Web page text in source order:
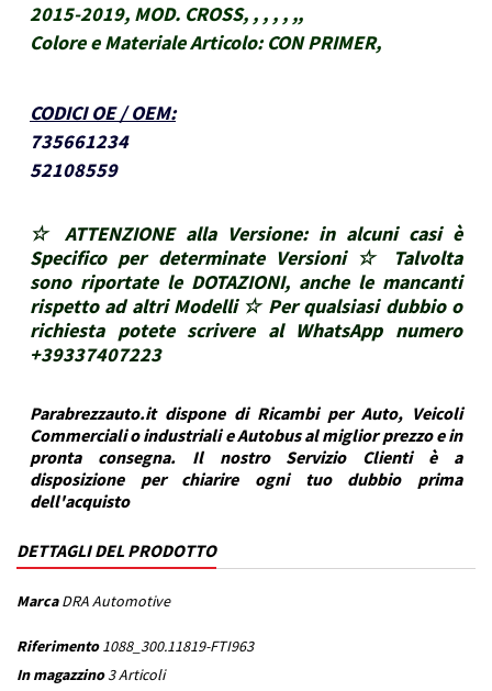
2015-2019, MOD. CROSS, , , , , ,,
Colore e Materiale Articolo: CON PRIMER,
CODICI OE / OEM:
735661234
52108559
☆ ATTENZIONE alla Versione: in alcuni casi è
Specifico per determinate Versioni ☆ Talvolta
sono riportate le DOTAZIONI, anche le mancanti
rispetto ad altri Modelli ☆ Per qualsiasi dubbio o
richiesta potete scrivere al WhatsApp numero
+39337407223
Parabrezzauto.it dispone di Ricambi per Auto, Veicoli
Commerciali o industriali e Autobus al miglior prezzo e in
pronta consegna. Il nostro Servizio Clienti è a
disposizione per chiarire ogni tuo dubbio prima
dell'acquisto
DETTAGLI DEL PRODOTTO
Marca DRA Automotive
Riferimento 1088_300.11819-FTI963
In magazzino 3 Articoli